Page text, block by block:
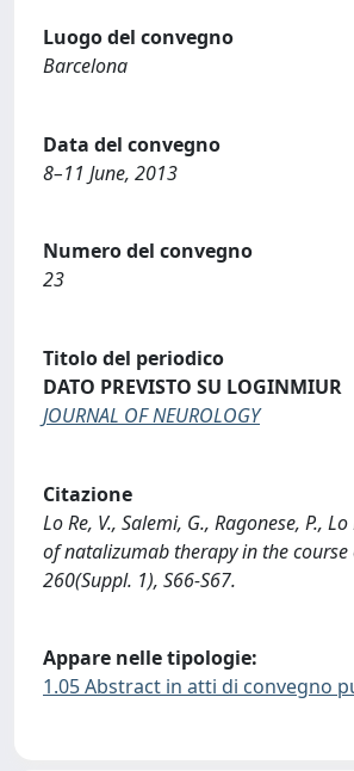
Luogo del convegno
Barcelona
Data del convegno
8–11 June, 2013
Numero del convegno
23
Titolo del periodico
DATO PREVISTO SU LOGINMIUR
JOURNAL OF NEUROLOGY
Citazione
Lo Re, V., Salemi, G., Ragonese, P.,
of natalizumab therapy in the course
260(Suppl. 1), S66-S67.
Appare nelle tipologie:
1.05 Abstract in atti di convegno